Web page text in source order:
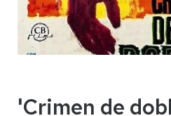
'Crimen de